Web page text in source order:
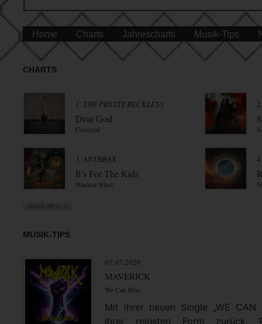
Home Charts Jahrescharts Musik-Tips
CHARTS
1. THE PRETTY RECKLESS
Dear God
Concord
3. ANTHRAX
It’s For The Kids
Nuclear Blast
MUSIK-TIPS
07.07.2026
MAVERICK
We Can Rise
Mit ihrer neuen Single „WE CAN
ihrer reinsten Form zurück.